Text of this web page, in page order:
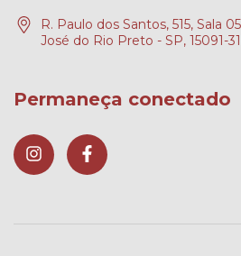
R. Paulo dos Santos, 515, Sala
José do Rio Preto - SP, 15091-
Permaneça conectado